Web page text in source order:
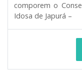
comporem o
Idosa de Japurá –